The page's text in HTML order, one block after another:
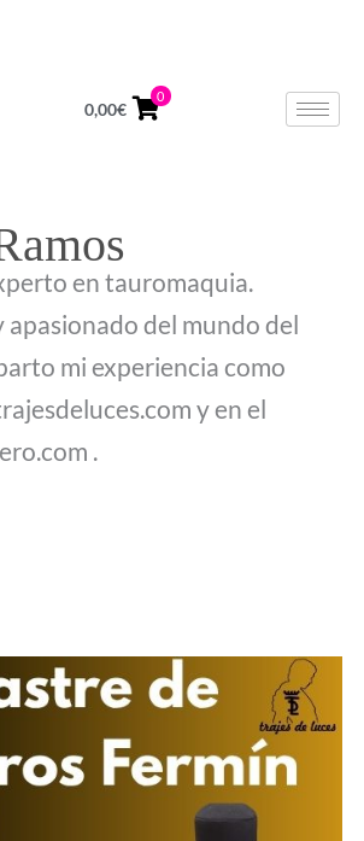
0,00€
0
en tauromaquia.
apasionado del mundo del
mi experiencia como
y en el
.